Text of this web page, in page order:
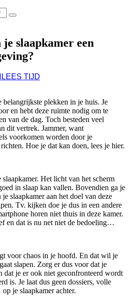
slaapkamer een
LEES TIJD
belangrijkste plekken in je huis. Je
en hebt deze ruimte nodig om te
van de dag. Toch besteden veel
dit vertrek. Jammer, want
voorkomen worden door je
Hoe je dat kan doen, lees je hier.
Het licht van het scherm
in slaap kan vallen. Bovendien ga je
slaapkamer aan het doel van deze
Tv. kijken doe je dus in een andere
horen niet thuis in deze kamer.
en dat is nu net niet de bedoeling…
voor chaos in je hoofd. En dat wil je
slapen. Zorg er dus voor dat je
dat je er ook niet geconfronteerd wordt
is. Je laat dus geen dossiers, volle
je slaapkamer achter.